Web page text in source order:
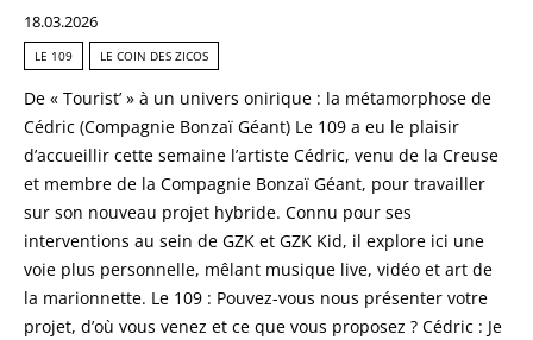
18.03.2026
LE 109 LE COIN DES ZICOS
De « Tourist’ » à un univers onirique : la métamorphose de
Cédric (Compagnie Bonzaï Géant) Le 109 a eu le plaisir
d’accueillir cette semaine l’artiste Cédric, venu de la Creuse
et membre de la Compagnie Bonzaï Géant, pour travailler
sur son nouveau projet hybride. Connu pour ses
interventions au sein de GZK et GZK Kid, il explore ici une
voie plus personnelle, mêlant musique live, vidéo et art de
la marionnette. Le 109 : Pouvez-vous nous présenter votre
projet, d’où vous venez et ce que vous proposez ? Cédric : Je